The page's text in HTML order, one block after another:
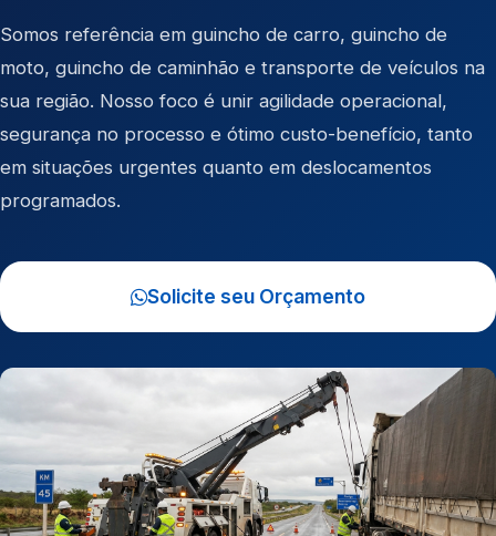
Somos referência em guincho de carro, guincho de
moto, guincho de caminhão e transporte de veículos na
sua região. Nosso foco é unir agilidade operacional,
segurança no processo e ótimo custo-benefício, tanto
em situações urgentes quanto em deslocamentos
programados.
Solicite seu Orçamento